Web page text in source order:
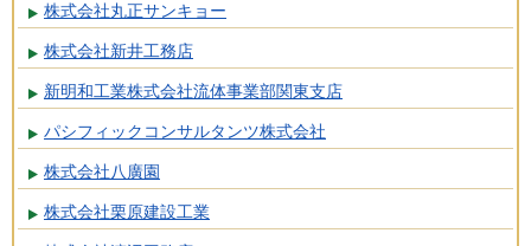
株式会社丸正サンキョー
株式会社新井工務店
新明和工業株式会社流体事業部関東支店
パシフィックコンサルタンツ株式会社
株式会社八廣園
株式会社栗原建設工業